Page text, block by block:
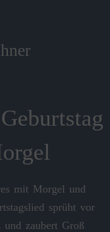
m
mit Morgel und
sprüht vor
zaubert Groß